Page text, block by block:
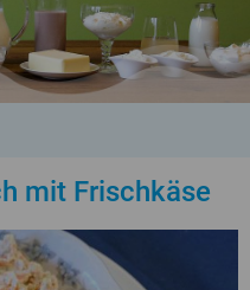
mit Frischkäse